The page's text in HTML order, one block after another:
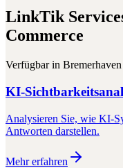
LinkTik
Commerce
Verfügbar in Bremerhaven
KI-
Analysieren Sie, wie KI-
Antworten darstellen.
Mehr erfahren